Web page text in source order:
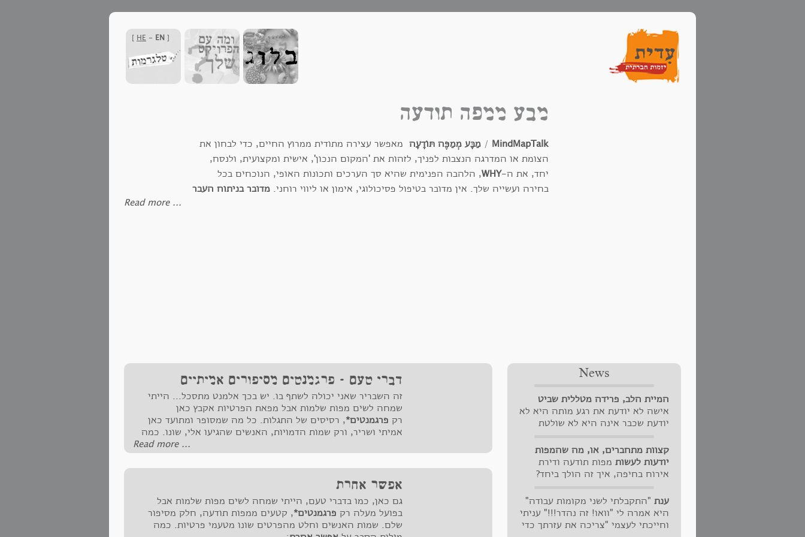
[
HE - EN
]
מבע ממפה תודעה
MindMapTalk
/ מַבָּע מְמַפֶּה תּוֹדָעָה מאפשר עצירה מתודית ממרוץ החיים, כדי לבחון את
הצומת או המדרגה הנצבות לפניך, לזהות את 'המקום הנכון', אישית ומקצועית, ולנסח,
יחד, את ה-WHY, הלהבה הפנימית שהיא סך הערכים ותכונות האופי, הנוכחים בכל
בחירה ועשייה שלך. אין מדובר בטיפול פסיכולוגי, אימון או ליווי רוחני. מדובר בניתוח העבר
‪Read more ...‬
News
המיית הלב, פרידה מטללית שביט
אישה לא יודעת את רגע מותה היא לא
יודעת שכבר אינה היא לא שולטת
זכרונה.
קצוות מתחברים, או, מה שהמפות
יודעות לעשות מפות תודעה ודירת
אירוח בחיפה, איך זה הולך ביחד?
MindMapTalk#, צילמתי מקטעים,
רמזתי על אנשים אמיצים שבאו ופתחו
בפני את הלב ואני ציירתי להם דימוי
ענת "התקבלתי לשני מקומות עבודה"
היא אמרה לי "וואו! זה נהדר!!!" עניתי
וחייכתי לעצמי "צריכה את עזרתך כדי
דברי טעם - פרגמנטים מסיפורים אמיתיים
זה השבריר שאני יכולה לשתף בו. יש בכך אלמנט מתסכל... הייתי
שמחה לשים מפות שלמות אבל מפאת הפרטיות אקבץ כאן
רק פרגמנטים*, רסיסים של התגלות. כל מה שמסופר ומתועד כאן
אמיתי ושריר, ורק שמות הדמויות, האנשים שהגיעו אלי, שונו. כמה
‪Read more ...‬
אפשר אחרת
גם כאן, כמו בדברי טעם, הייתי שמחה לשים מפות שלמות אבל
בפועל מעלה רק פרגמנטים*, קטעים ממפות תודעה, חלק מסיפור
שלם. שמות האנשים וחלט מהפרטים שונו מטעמי פרטיות. כמה